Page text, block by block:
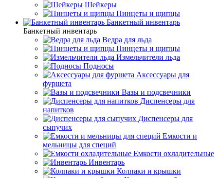
Шейкеры
Пинцеты и щипцы
Банкетный инвентарь
Банкетный инвентарь
Ведра для льда
Пинцеты и щипцы
Измельчители льда
Подносы
Аксессуары для
фуршета
Вазы и подсвечники
Диспенсеры для
напитков
Диспенсеры для
сыпучих
Емкости и
мельницы для специй
Емкости охладительные
Инвентарь
Колпаки и крышки